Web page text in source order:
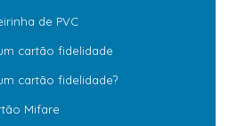
de PVC
cartão fidelidade
cartão fidelidade?
Mifare